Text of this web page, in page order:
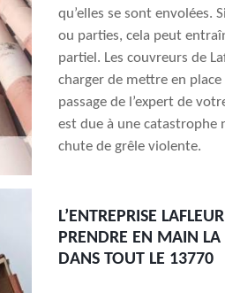
qu’elles se sont envolées.
ou parties, cela peut
partiel. Les couvreurs de
charger de mettre en
passage de l’expert de
est due à une catastrophe
chute de grêle violente.
L’ENTREPRISE
PRENDRE EN MAIN LA
DANS TOUT LE 13770